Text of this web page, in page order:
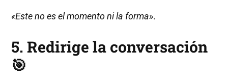
«Este no es el momento ni la forma».
5. Redirige la conversación
🎯